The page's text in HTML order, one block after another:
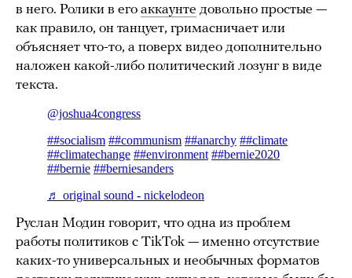
в него. Ролики в его аккаунте довольно простые —
как правило, он танцует, гримасничает или
объясняет что-то, а поверх видео дополнительно
наложен какой-либо политический лозунг в виде
текста.
Руслан Модин говорит, что одна из проблем
работы политиков с TikTok — именно отсутствие
каких-то универсальных и необычных форматов